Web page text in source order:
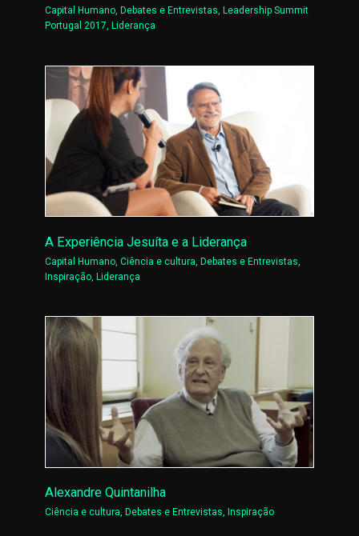
Capital Humano, Debates e Entrevistas, Leadership Summit
Portugal 2017, Liderança
A Experiência Jesuíta e a Liderança
Capital Humano ,Ciência e cultura ,Debates e Entrevistas
Inspiração ,Liderança
Alexandre Quintanilha
Ciência e cultura, Debates e Entrevistas, Inspiração